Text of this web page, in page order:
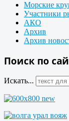
Морские
Участники
АКО
Архив
Архив
Поиск по
Искать...